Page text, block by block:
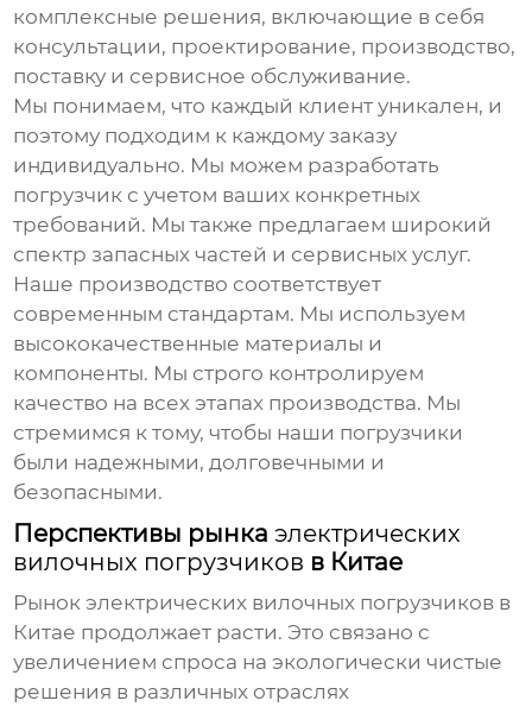
комплексные решения, включающие в себя
консультации, проектирование, производство,
поставку и сервисное обслуживание.
Мы понимаем, что каждый клиент уникален, и
поэтому подходим к каждому заказу
индивидуально. Мы можем разработать
погрузчик с учетом ваших конкретных
требований. Мы также предлагаем широкий
спектр запасных частей и сервисных услуг.
Наше производство соответствует
современным стандартам. Мы используем
высококачественные материалы и
компоненты. Мы строго контролируем
качество на всех этапах производства. Мы
стремимся к тому, чтобы наши погрузчики
были надежными, долговечными и
безопасными.
Перспективы рынкаэлектрических
вилочных погрузчиков в Китае
Рынокэлектрических вилочных погрузчиков в
Китае продолжает расти. Это связано с
увеличением спроса на экологически чистые
решения в различных отраслях